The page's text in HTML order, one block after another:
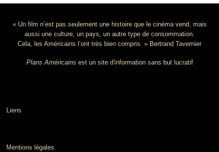
« Un film n’est pas seulement une histoire que le cinéma vend, mais
aussi une culture, un pays, un autre type de consommation.
Cela, les Américains l’ont très bien compris. » Bertrand Tavernier
Plans Américains est un site d'information sans but lucratif
Liens
Mentions légales